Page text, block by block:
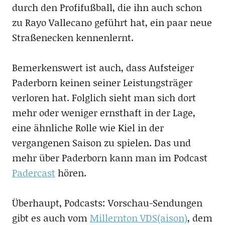
durch den Profifußball, die ihn auch schon
zu Rayo Vallecano geführt hat, ein paar neue
Straßenecken kennenlernt.
Bemerkenswert ist auch, dass Aufsteiger
Paderborn keinen seiner Leistungsträger
verloren hat. Folglich sieht man sich dort
mehr oder weniger ernsthaft in der Lage,
eine ähnliche Rolle wie Kiel in der
vergangenen Saison zu spielen. Das und
mehr über Paderborn kann man im Podcast
Padercasthören.
Überhaupt, Podcasts: Vorschau-Sendungen
gibt es auch vomMillernton VDS(aison), dem